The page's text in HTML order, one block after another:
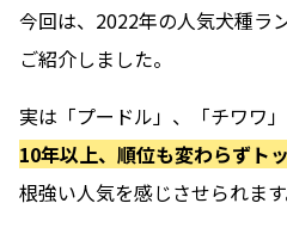
今回は、2022年の人気犬種ラ
ご紹介しました。
実は「プードル」、「チワワ
10年以上、順位も変わらずト
根強い人気を感じさせられます